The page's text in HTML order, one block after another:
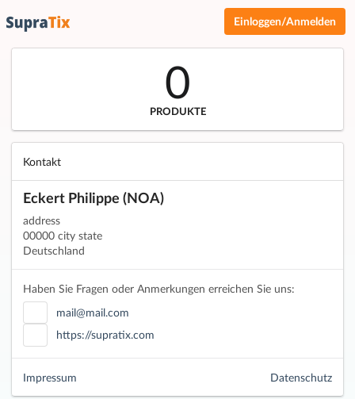
Einloggen/Anmelden
0
PRODUKTE
Kontakt
Eckert Philippe (NOA)
address
00000 city state
Deutschland
Haben Sie Fragen oder Anmerkungen erreichen Sie uns:
mail@mail.com
https://supratix.com
Datenschutz
Impressum